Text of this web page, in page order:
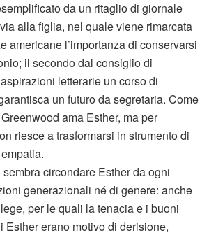
da un ritaglio di giornale
alla figlia, nel quale viene rimarcata
americane l’importanza di conservarsi
il secondo dal consiglio di
letterarie un corso di
un futuro da segretaria. Come
ama Esther, ma per
riesce a trasformarsi in strumento di
circondare Esther da ogni
generazionali né di genere: anche
per le quali la tenacia e i buoni
Esther erano motivo di derisione,